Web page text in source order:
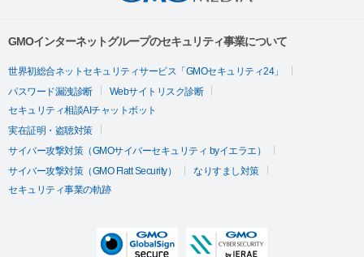
GMOインターネットグループのセキュリティ事業について
世界初総合ネットセキュリティサービス「GMOセキュリティ24」
パスワード漏洩診断
Webサイトリスク診断
セキュリティ相談AIチャットボット
実在証明・盗聴対策
サイバー攻撃対策（GMOサイバーセキュリティ byイエラエ）
サイバー攻撃対策（GMO Flatt Security）
なりすまし対策
セキュリティ事業の軌跡